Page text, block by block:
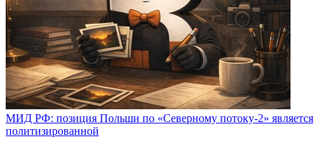
МИД РФ: позиция Польши по «Северному потоку-2» является
политизированной